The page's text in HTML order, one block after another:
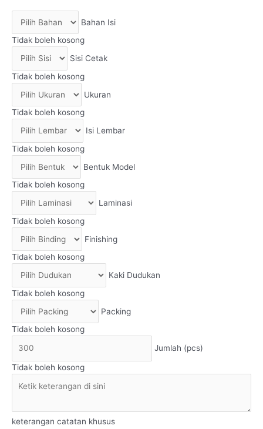
Bahan Isi
Tidak boleh kosong
Sisi Cetak
Tidak boleh kosong
Ukuran
Tidak boleh kosong
Isi Lembar
Tidak boleh kosong
Bentuk Model
Tidak boleh kosong
Laminasi
Tidak boleh kosong
Finishing
Tidak boleh kosong
Kaki Dudukan
Tidak boleh kosong
Packing
Tidak boleh kosong
Jumlah (pcs)
Tidak boleh kosong
keterangan catatan khusus